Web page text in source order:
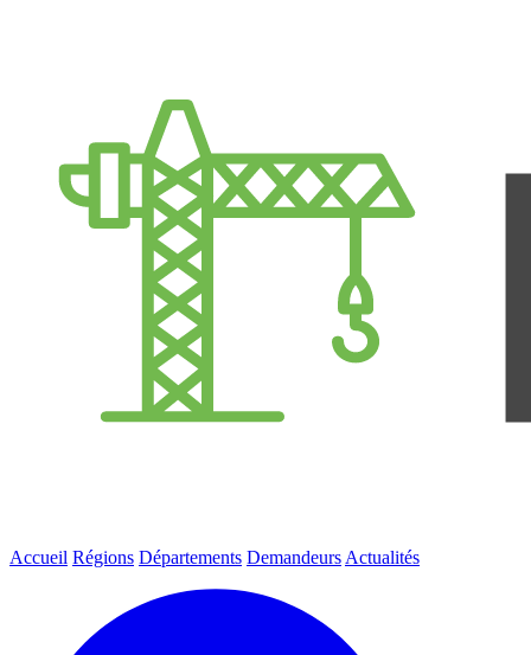
Accueil Régions Départements Demandeurs Actualités